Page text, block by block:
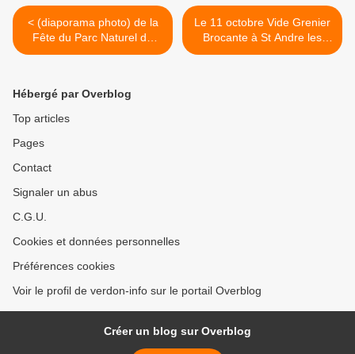
< (diaporama photo) de la
Fête du Parc Naturel du
Verdon (PNRV) le 27
Le 11 octobre Vide Grenier
Brocante à St Andre les
Alpes (reportage , photos) >
Hébergé par Overblog
Top articles
Pages
Contact
Signaler un abus
C.G.U.
Cookies et données personnelles
Préférences cookies
Voir le profil de verdon-info sur le portail Overblog
Créer un blog sur Overblog